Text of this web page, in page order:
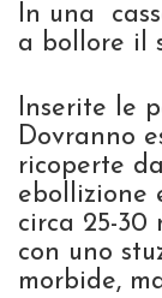
In una
a bollore il
Inserite le
Dovranno
ricoperte
ebollizione
circa 25-
con uno
morbide,